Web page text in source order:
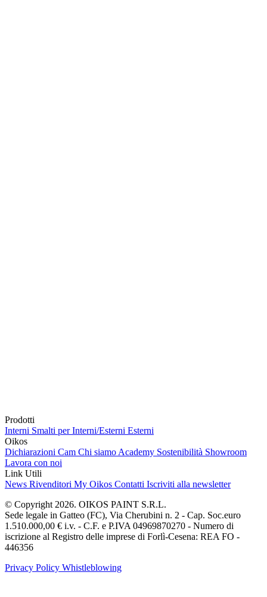
Prodotti
Interni Smalti per Interni/Esterni Esterni
Oikos
Dichiarazioni Cam Chi siamo Academy Sostenibilità Showroom
Lavora con noi
Link Utili
News Rivenditori My Oikos Contatti Iscriviti alla newsletter
© Copyright 2026. OIKOS PAINT S.R.L.
Sede legale in Gatteo (FC), Via Cherubini n. 2 - Cap. Soc.euro
1.510.000,00 € i.v. - C.F. e P.IVA 04969870270 - Numero di
iscrizione al Registro delle imprese di Forlì-Cesena: REA FO -
446356
Privacy Policy Whistleblowing